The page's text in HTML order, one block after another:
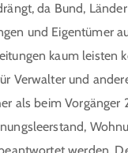
da Bund,
und Eigentümer
kaum leisten
Verwalter und
als beim Vorgänger